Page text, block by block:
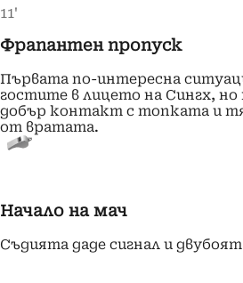
11'
Фрапантен пропуск
Първата по-интересна
гостите в лицето на Сингх,
добър контакт с топката и
от вратата.
Начало на мач
Съдията даде сигнал и